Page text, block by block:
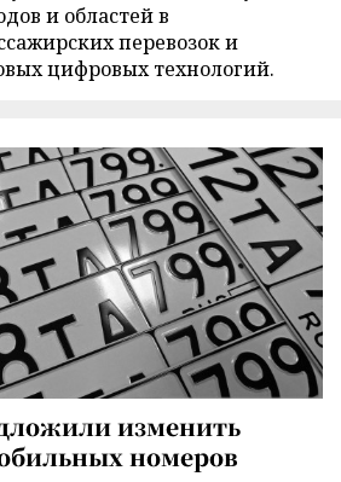
и областей в
перевозок и
цифровых технологий.
изменить
номеров